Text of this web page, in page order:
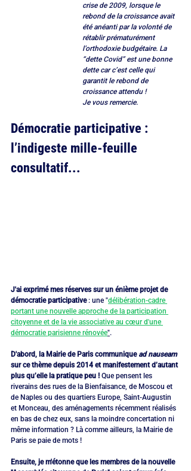
crise de 2009, lorsque le
rebond de la croissance avait
été anéanti par la volonté de
rétablir prématurément
l’orthodoxie budgétaire. La
“dette Covid” est une bonne
dette car c’est celle qui
garantit le rebond de
croissance attendu !
Je vous remercie.
Démocratie participative :
l’indigeste mille-feuille
consultatif...
J'ai exprimé mes réserves sur un énième projet de
démocratie participative : une "délibération-cadre
portant une nouvelle approche de la participation
citoyenne et de la vie associative au cœur d'une
démocratie parisienne rénovée".
D'abord, la Mairie de Paris communique ad nauseam
sur ce thème depuis 2014 et manifestement d’autant
plus qu’elle la pratique peu ! Que pensent les
riverains des rues de la Bienfaisance, de Moscou et
de Naples ou des quartiers Europe, Saint-Augustin
et Monceau, des aménagements récemment réalisés
en bas de chez eux, sans la moindre concertation ni
même information ? Là comme ailleurs, la Mairie de
Paris se paie de mots !
Ensuite, je m'étonne que les membres de la nouvelle